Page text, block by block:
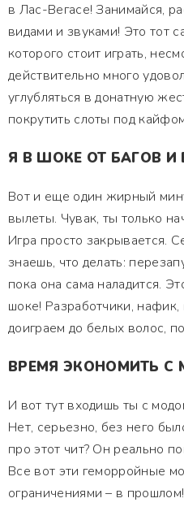
в Лас-Вегасе! Занимайся,
видами и звуками! Это тот
которого стоит играть,
действительно много
углубляться в донатную
покрутить слоты под
Я В ШОКЕ ОТ БАГОВ И
Вот и еще один жирный
вылеты. Чувак, ты только
Игра просто закрывается.
знаешь, что делать:
пока она сама наладится.
шоке! Разработчики, нафик,
доиграем до белых волос,
ВРЕМЯ ЭКОНОМИТЬ С
И вот тут входишь ты с
Нет, серьезно, без него
про этот чит? Он реально
Все вот эти геморройные
ограничениями – в